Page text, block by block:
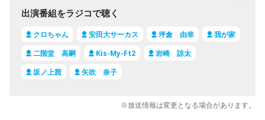
出演番組をラジコで聴く
クロちゃん 安田大サーカス 坪倉 由幸
我が家
二階堂 高嗣
Kis-My-Ft2
岩崎 諒太
坂ノ上茜
矢吹 奈子
※放送情報は変更となる場合があります。